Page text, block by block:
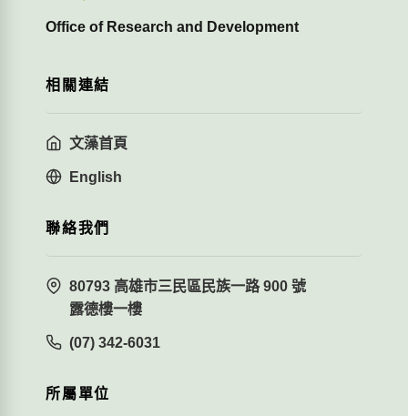
Office of Research and Development
相關連結
文藻首頁
English
聯絡我們
80793 高雄市三民區民族一路 900 號
露德樓一樓
(07) 342-6031
所屬單位